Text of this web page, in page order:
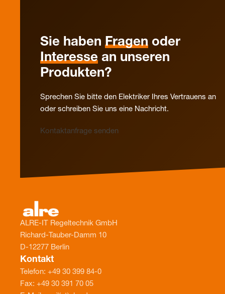
Sie haben Fragen oder
Interesse an unseren
Produkten?
Sprechen Sie bitte den Elektriker Ihres Vertrauens an
oder schreiben Sie uns eine Nachricht.
Kontaktanfrage senden
ALRE-IT Regeltechnik GmbH
Richard-Tauber-Damm 10
D-12277 Berlin
Kontakt
Telefon: +49 30 399 84-0
Fax: +49 30 391 70 05